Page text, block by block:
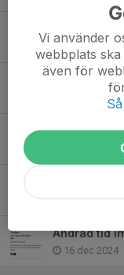
Vi är
30 nov 2025
Höstens
3 nov 2025
Träningar
Ändrad tid
16 dec 2024
Vi använder
webbplats
även för